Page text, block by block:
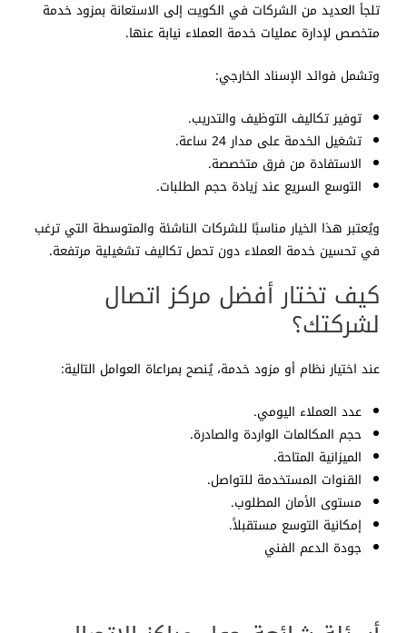
تلجأ العديد من الشركات في الكويت إلى الاستعانة بمزود خدمة
متخصص لإدارة عمليات خدمة العملاء نيابة عنها.
وتشمل فوائد الإسناد الخارجي:
توفير تكاليف التوظيف والتدريب.
تشغيل الخدمة على مدار 24 ساعة.
الاستفادة من فرق متخصصة.
التوسع السريع عند زيادة حجم الطلبات.
ويُعتبر هذا الخيار مناسبًا للشركات الناشئة والمتوسطة التي ترغب
في تحسين خدمة العملاء دون تحمل تكاليف تشغيلية مرتفعة.
كيف تختار أفضل مركز اتصال
لشركتك؟
عند اختيار نظام أو مزود خدمة، يُنصح بمراعاة العوامل التالية:
عدد العملاء اليومي.
حجم المكالمات الواردة والصادرة.
الميزانية المتاحة.
القنوات المستخدمة للتواصل.
مستوى الأمان المطلوب.
إمكانية التوسع مستقبلاً.
جودة الدعم الفني